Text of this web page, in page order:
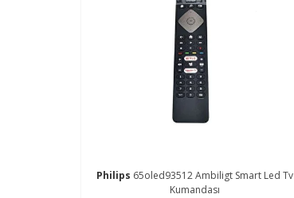
Philips 65oled93512 Ambiligt Smart Led Tv
Kumandası